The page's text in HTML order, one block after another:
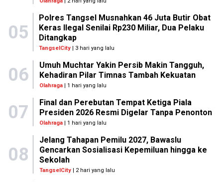
05
Polres Tangsel Musnahkan 46 Juta Butir Obat
Keras Ilegal Senilai Rp230 Miliar, Dua Pelaku
Ditangkap
TangselCity | 3 hari yang lalu
06
Umuh Muchtar Yakin Persib Makin Tangguh,
Kehadiran Pilar Timnas Tambah Kekuatan
Olahraga| 1 hari yang lalu
07
Final dan Perebutan Tempat Ketiga Piala
Presiden 2026 Resmi Digelar Tanpa Penonton
Olahraga| 1 hari yang lalu
08
Jelang Tahapan Pemilu 2027, Bawaslu
Gencarkan Sosialisasi Kepemiluan hingga ke
Sekolah
TangselCity| 2 hari yang lalu